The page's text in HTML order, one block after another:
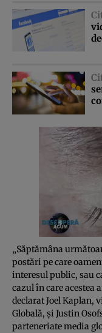
„Săptămâna
postări pe care
interesul public, sau
cazul în care acestea
declarat Joel Kaplan,
Globală, şi Justin
parteneriate media